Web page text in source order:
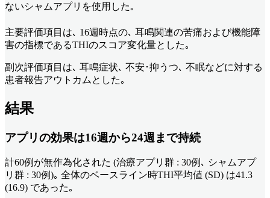
ないシャムアプリを使用した｡
主要評価項目は､ 16週時点の､ 耳鳴関連の苦痛および機能障
害の指標であるTHIのスコア変化量とした｡
副次評価項目は､ 耳鳴症状､ 不安･抑うつ､ 不眠などに対する
患者報告アウトカムとした｡
結果
アプリの効果は16週から24週まで持続
計60例が無作為化された (治療アプリ群 : 30例､ シャムアプ
リ群 : 30例)｡ 全体のベースライン時THI平均値 (SD) は41.3
(16.9) であった｡